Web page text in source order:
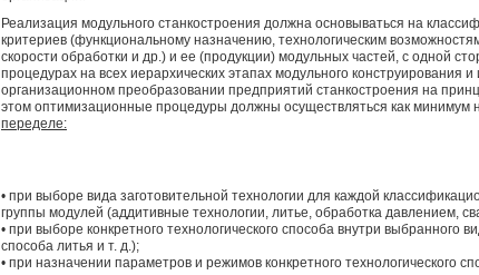
Реализация модульного станкостроения должна основываться на
критериев (функциональному назначению, технологическим
скорости обработки и др.) и ее (продукции) модульных частей, с одной
процедурах на всех иерархических этапах модульного конструирования
организационном преобразовании предприятий станкостроения на
этом оптимизационные процедуры должны осуществляться как минимум
переделе:
• при выборе вида заготовительной технологии для каждой
группы модулей (аддитивные технологии, литье, обработка давлением,
• при выборе конкретного технологического способа внутри выбранного
способа литья и т. д.);
• при назначении параметров и режимов конкретного технологического